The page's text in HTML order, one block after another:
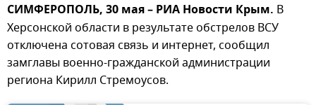
СИМФЕРОПОЛЬ, 30 мая – РИА Новости Крым. В
Херсонской области в результате обстрелов ВСУ
отключена сотовая связь и интернет, сообщил
замглавы военно-гражданской администрации
региона Кирилл Стремоусов.